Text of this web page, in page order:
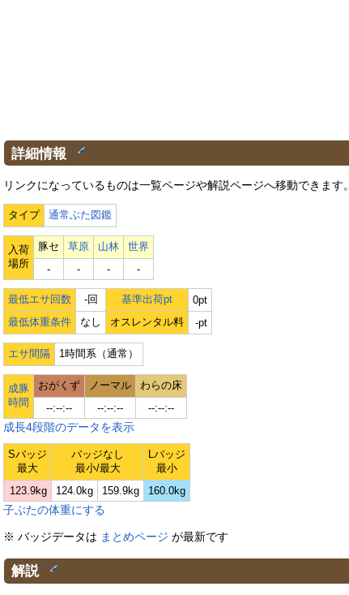
詳細情報 †
リンクになっているものは一覧ページや解説ページへ移動できます。
タイプ 通常ぶた図鑑
入荷
場所
豚セ 草原 山林
世界
‐
‐ ‐ ‐
最低エサ回数 -回 基準出荷pt
0pt
最低体重条件
なし オスレンタル料 -pt
エサ間隔 1時間系（通常）
成豚
時間
おがくず ノーマル
わらの床
--:--:--
--:--:-- --:--:--
成長4段階のデータを表示
Sバッジ
最大
バッジなし
最小/最大
Lバッジ
最小
123.9kg
124.0kg 159.9kg 160.0kg
子ぶたの体重にする
※ バッジデータは まとめページ が最新です
解説 †